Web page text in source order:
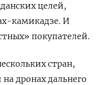
целей,
камикадзе. И
покупателей.
стран,
дронах дальнего